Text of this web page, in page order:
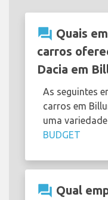
question_answer Quais
carros
Dacia em
As seguintes
carros em
uma
BUDGET
question_answer Qual